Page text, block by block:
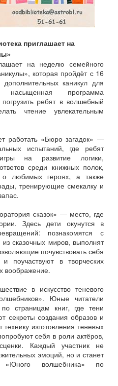
приглашает на
на неделю семейного
которая пройдёт с 16
каникул для
насыщенная программа
ребят в волшебный
чтение увлекательным
работать «Бюро загадок» —
испытаний, где ребят
на развитие логики,
среди книжных полок,
о любимых героях, а также
тренирующие смекалку и
сказок» — место, где
Здесь дети окунутся в
познакомятся с
сказочных миров, выполнят
почувствовать себя
поучаствуют в творческих
воображение.
в искусство теневого
Юные читатели
страницам книг, где тени
секреты создания образов и
изготовления теневых
себя в роли актёров,
Каждый участник не
эмоций, но и станет
«Юного волшебника» по